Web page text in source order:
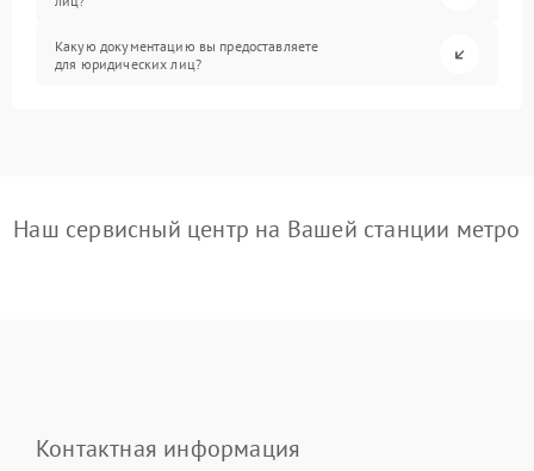
Какую документацию вы предоставляете
для юридических лиц?
Наш сервисный центр на Вашей станции метро
Контактная информация